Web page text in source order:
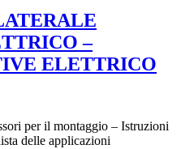
–
ELETTRICO
per il montaggio – Istruzioni
delle applicazioni